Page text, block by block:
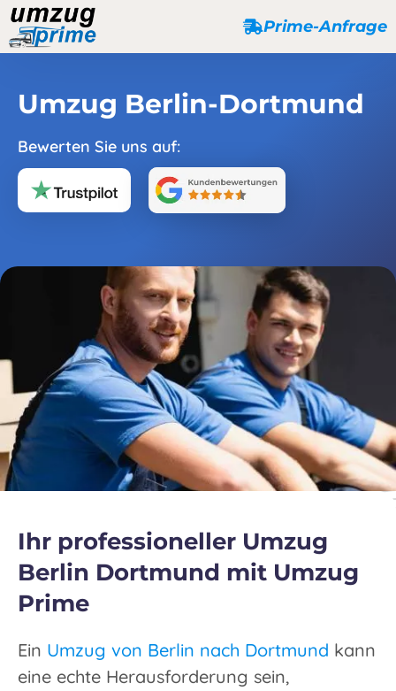
Prime-Anfrage
Umzug Berlin-Dortmund
Bewerten Sie uns auf:
Ihr professioneller Umzug
Berlin Dortmund mit Umzug
Prime
Ein Umzug von Berlin nach Dortmund kann
eine echte Herausforderung sein,